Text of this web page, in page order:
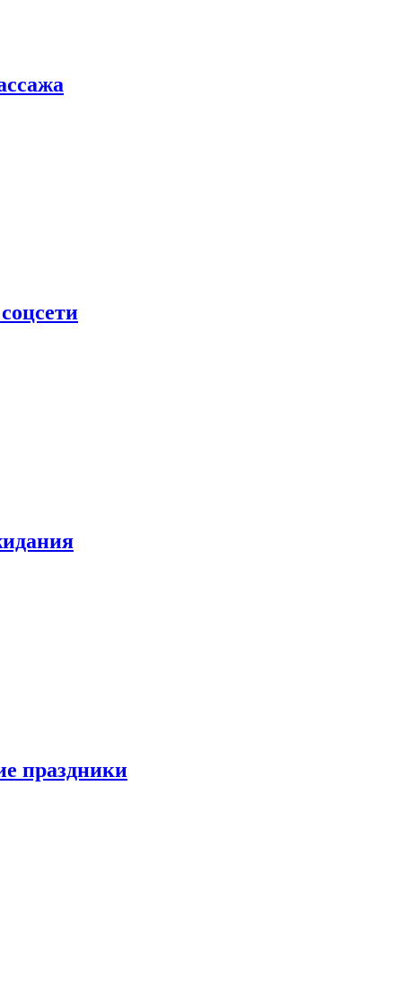
праздники